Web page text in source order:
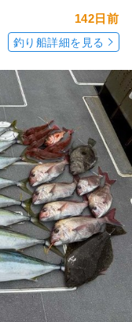
142日前
釣り船詳細を見る